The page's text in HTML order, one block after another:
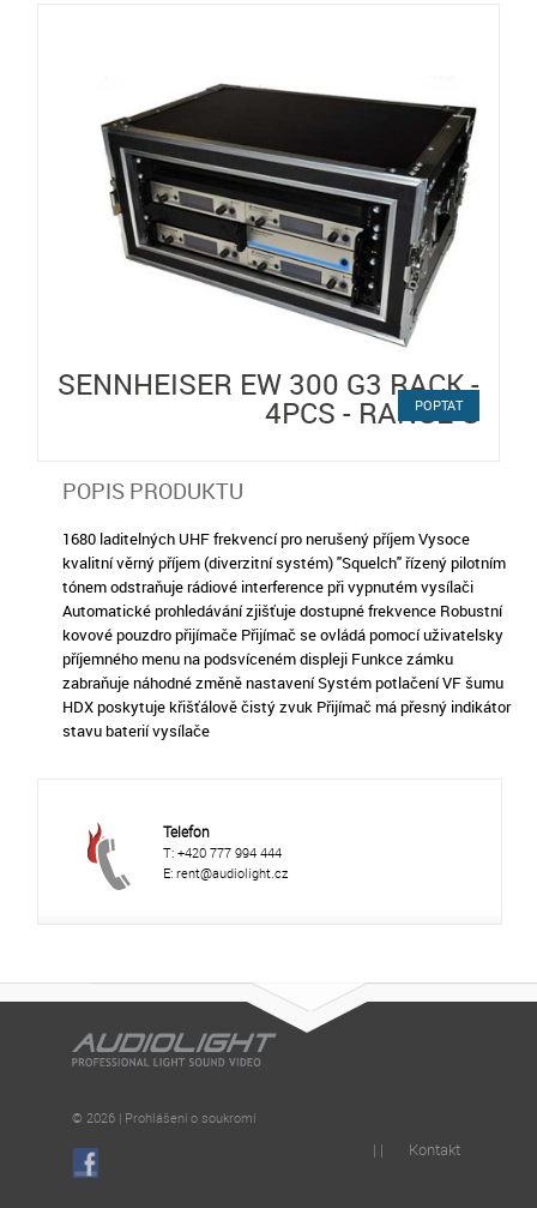
SENNHEISER EW 300 G3 RACK -
4PCS - RANGE G
POPTAT
POPIS PRODUKTU
1680 laditelných UHF frekvencí pro nerušený příjem Vysoce
kvalitní věrný příjem (diverzitní systém) "Squelch" řízený pilotním
tónem odstraňuje rádiové interference při vypnutém vysílači
Automatické prohledávání zjišťuje dostupné frekvence Robustní
kovové pouzdro přijímače Přijímač se ovládá pomocí uživatelsky
příjemného menu na podsvíceném displeji Funkce zámku
zabraňuje náhodné změně nastavení Systém potlačení VF šumu
HDX poskytuje křišťálově čistý zvuk Přijímač má přesný indikátor
stavu baterií vysílače
Telefon
T: +420 777 994 444
E: rent@audiolight.cz
© 2026 | Prohlášení o soukromí
| | Kontakt